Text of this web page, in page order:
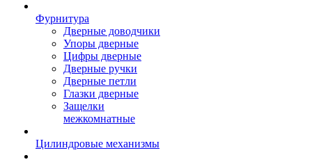
Фурнитура
Дверные доводчики
Упоры дверные
Цифры дверные
Дверные ручки
Дверные петли
Глазки дверные
Защелки
межкомнатные
Цилиндровые механизмы